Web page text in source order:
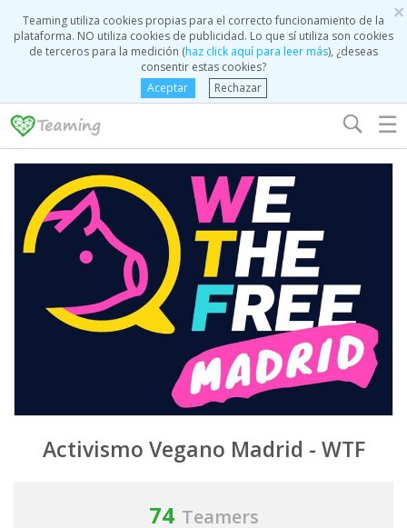
×
Teaming utiliza cookies propias para el correcto funcionamiento de la
plataforma. NO utiliza cookies de publicidad. Lo que sí utiliza son cookies
de terceros para la medición (haz click aquí para leer más), ¿deseas
consentir estas cookies?
Aceptar
Rechazar
☰
Activismo Vegano Madrid - WTF
74 Teamers